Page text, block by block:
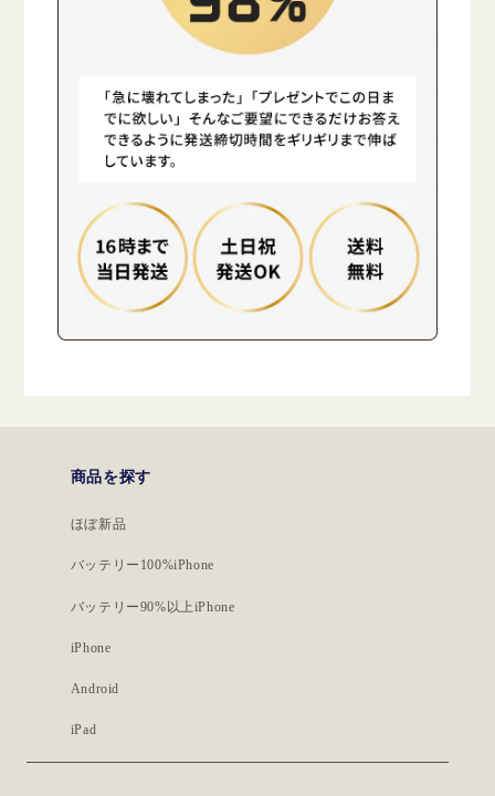
商品を探す
ほぼ新品
バッテリー100%iPhone
バッテリー90%以上iPhone
iPhone
Android
iPad